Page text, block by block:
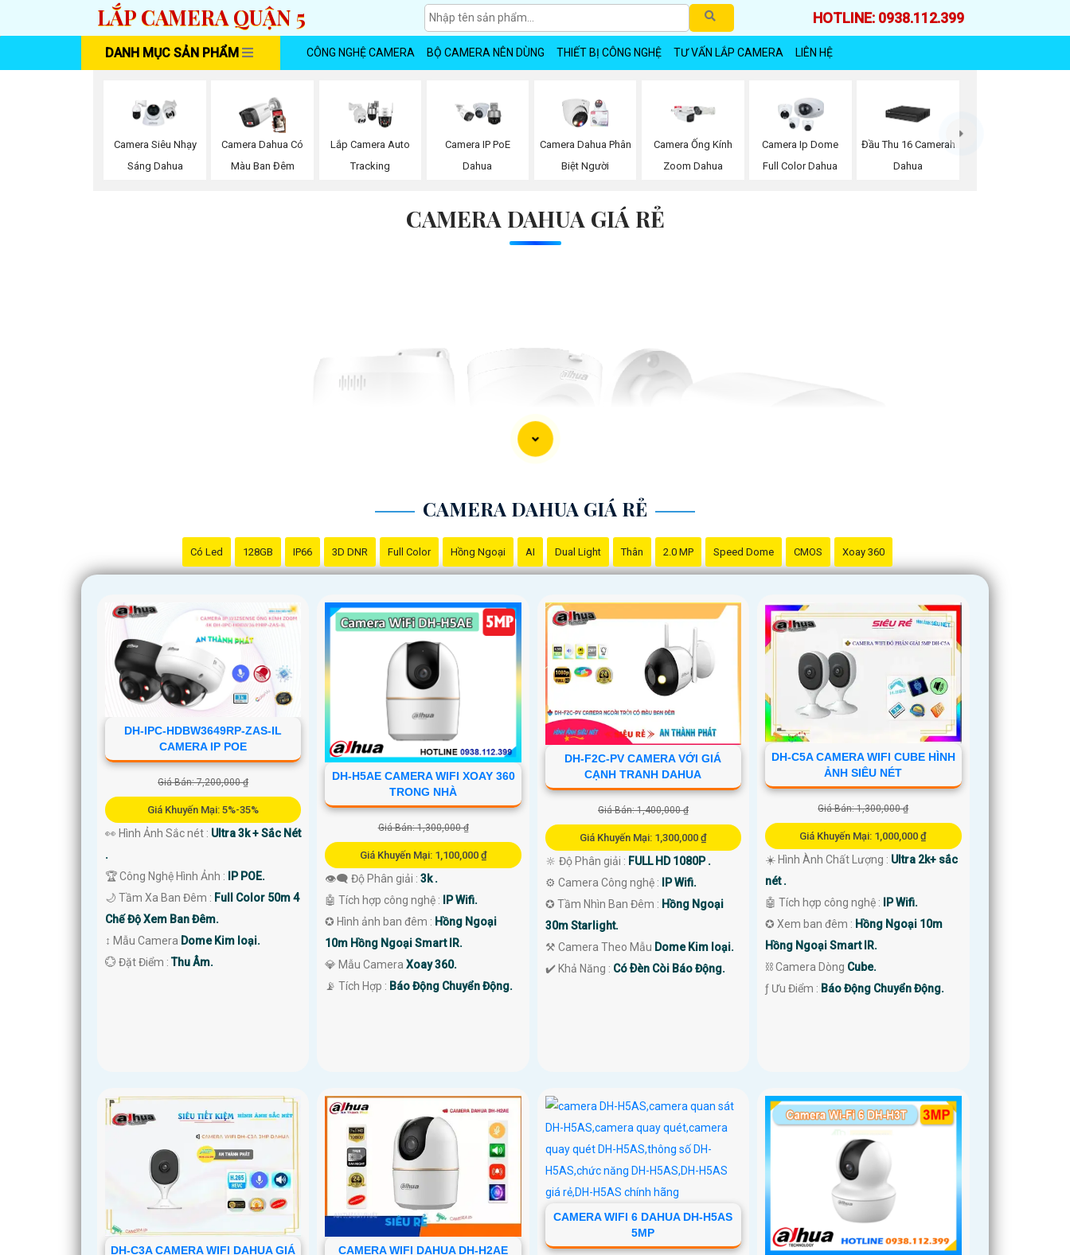
LẮP CAMERA QUẬN 5 HOTLINE: 0938.112.399
DANH MỤC SẢN PHẨM CÔNG NGHỆ CAMERA BỘ CAMERA NÊN DÙNG THIẾT BỊ CÔNG NGHỆ TƯ VẤN LẮP CAMERA LIÊN HỆ
Camera Siêu Nhạy
Sáng Dahua
Camera Dahua Có
Màu Ban Đêm
Lắp Camera Auto
Tracking
Camera IP PoE
Dahua
Camera Dahua Phân
Biệt Người
Camera Ống Kính
Zoom Dahua
Camera Ip Dome
Full Color Dahua
Đầu Thu 16 Camerah
Dahua
CAMERA DAHUA GIÁ RẺ
CAMERA DAHUA GIÁ RẺ
Có Led 128GB IP66 3D DNR Full Color Hồng Ngoại AI Dual Light Thân 2.0 MP Speed Dome CMOS Xoay 360
DH-IPC-HDBW3649RP-ZAS-IL
CAMERA IP POE
Giá Bán: 7,200,000 ₫
Giá Khuyến Mại: 5%-35%
👀 Hình Ảnh Sắc nét : Ultra 3k + Sắc Nét
.
🏆 Công Nghệ Hình Ảnh :
IP POE.
🌙 Tầm Xa Ban Đêm : Full Color 50m 4
Chế Độ Xem Ban Đêm.
↕️ Mẫu Camera Dome Kim loại.
️💮 Đặt Điểm :Thu Âm.
DH-H5AE CAMERA WIFI XOAY 360
TRONG NHÀ
Giá Bán: 1,300,000 ₫
Giá Khuyến Mại: 1,100,000 ₫
👁️‍🗨 Độ Phân giải :3k .
🤖️ Tích hợp công nghệ :
IP Wifi.
✪ Hình ảnh ban đêm : Hồng Ngoại
10m Hồng Ngoại Smart IR.
💎 Mẫu CameraXoay 360.
️📡 Tích Hợp : Báo Động Chuyển Động.
DH-F2C-PV CAMERA VỚI GIÁ
CẠNH TRANH DAHUA
Giá Bán: 1,400,000 ₫
Giá Khuyến Mại: 1,300,000 ₫
🔆 Độ Phân giải : FULL HD 1080P .
⚙ Camera Công nghệ :
IP Wifi.
✪ Tầm Nhìn Ban Đêm : Hồng Ngoại
30m Starlight.
⚒ Camera Theo Mẫu Dome Kim loại.
️✔️ Khả Năng : Có Ðèn Còi Báo Động.
DH-C5A CAMERA WIFI CUBE HÌNH
ẢNH SIÊU NÉT
Giá Bán: 1,300,000 ₫
Giá Khuyến Mại: 1,000,000 ₫
☀️ Hình Ành Chất Lượng : Ultra 2k+ sắc
nét .
🤖️ Tích hợp công nghệ :
IP Wifi.
✪ Xem ban đêm : Hồng Ngoại 10m
Hồng Ngoại Smart IR.
⛓ Camera Dòng Cube.
️ƒ Ưu Điểm : Báo Động Chuyển Động.
DH-C3A CAMERA WIFI DAHUA GIÁ
CAMERA WIFI DAHUA DH-H2AE
CAMERA WIFI 6 DAHUA DH-H5AS
5MP